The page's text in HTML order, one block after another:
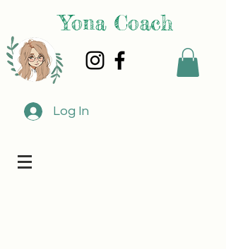
Yona Coach
Log In